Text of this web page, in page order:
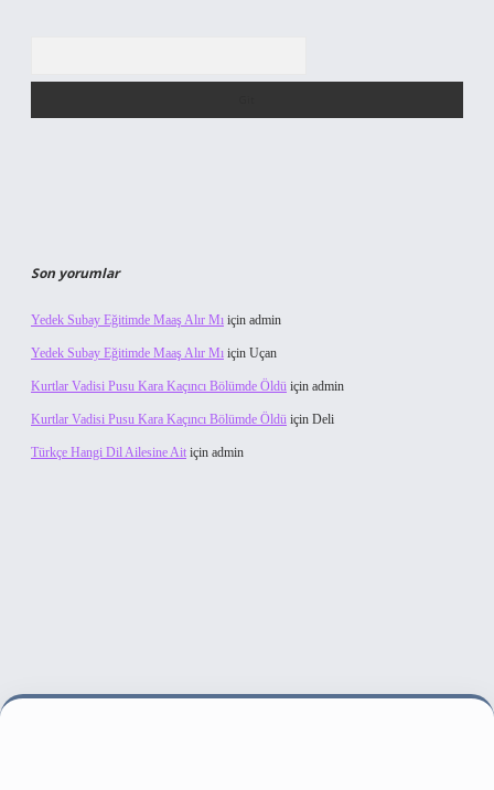
Son yorumlar
Yedek Subay Eğitimde Maaş Alır Mı için admin
Yedek Subay Eğitimde Maaş Alır Mı için Uçan
Kurtlar Vadisi Pusu Kara Kaçıncı Bölümde Öldü için admin
Kurtlar Vadisi Pusu Kara Kaçıncı Bölümde Öldü için Deli
Türkçe Hangi Dil Ailesine Ait için admin